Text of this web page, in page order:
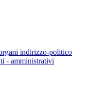
indirizzo-politico
- amministrativi